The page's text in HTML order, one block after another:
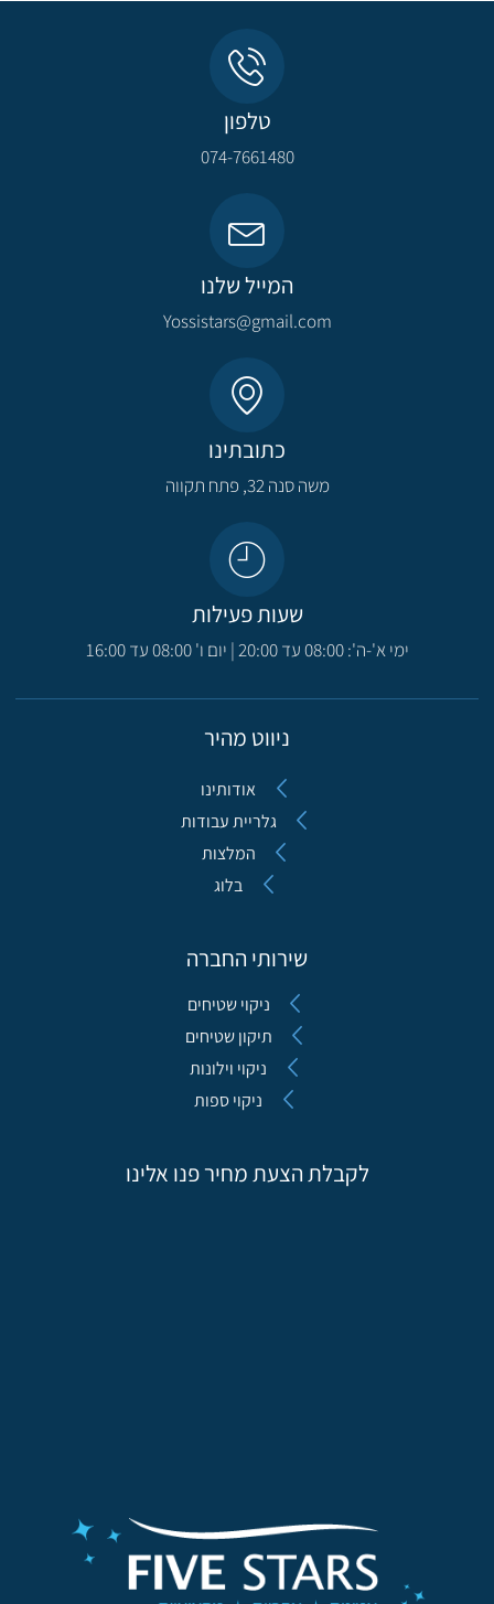
טלפון
074-7661480
המייל שלנו
Yossistars@gmail.com​
כתובתינו
משה סנה 32, פתח תקווה​
שעות פעילות
ימי א'-ה': 08:00 עד 20:00 | יום ו' 08:00 עד 16:00
ניווט מהיר
אודותינו
גלריית עבודות
המלצות
בלוג
שירותי החברה
ניקוי שטיחים
תיקון שטיחים
ניקוי וילונות
ניקוי ספות
לקבלת הצעת מחיר פנו אלינו